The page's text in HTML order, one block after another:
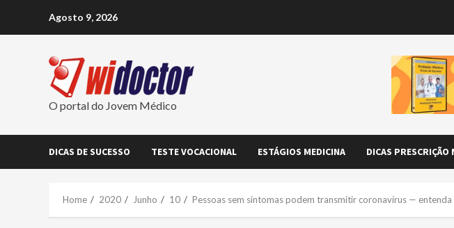
Agosto 9, 2026
O portal do Jovem Médico
DICAS DE SUCESSO TESTE VOCACIONAL ESTÁGIOS MEDICINA DICAS PRESCRIÇÃO
Home 2020 Junho 10 Pessoas sem sintomas podem transmitir coronavírus —